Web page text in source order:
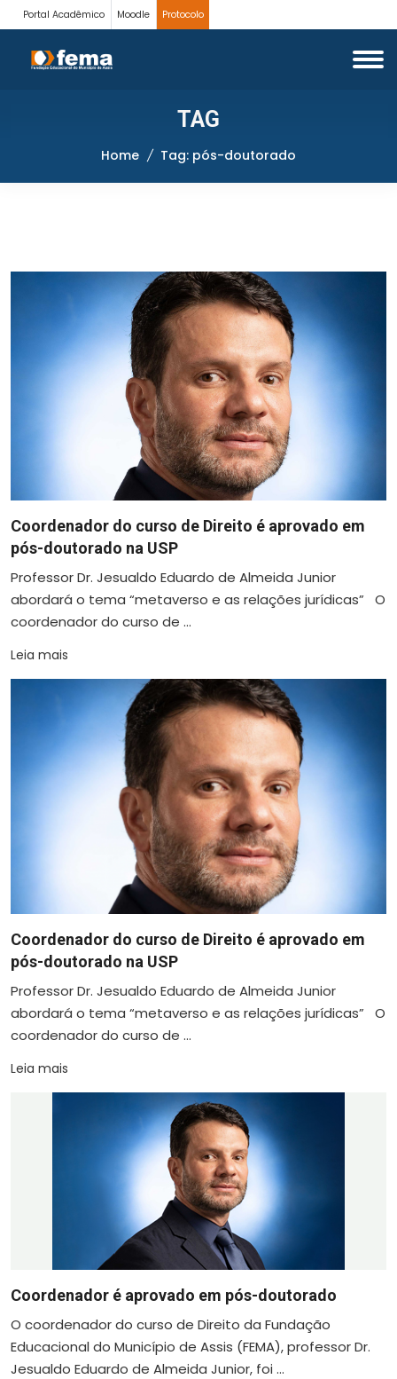
Portal Acadêmico Moodle Protocolo
TAG
Home Tag: pós-doutorado
Coordenador do curso de Direito é aprovado em
pós-doutorado na USP
Professor Dr. Jesualdo Eduardo de Almeida Junior
abordará o tema “metaverso e as relações jurídicas” O
coordenador do curso de ...
Leia mais
Coordenador do curso de Direito é aprovado em
pós-doutorado na USP
Professor Dr. Jesualdo Eduardo de Almeida Junior
abordará o tema “metaverso e as relações jurídicas” O
coordenador do curso de ...
Leia mais
Coordenador é aprovado em pós-doutorado
O coordenador do curso de Direito da Fundação
Educacional do Município de Assis (FEMA), professor Dr.
Jesualdo Eduardo de Almeida Junior, foi ...